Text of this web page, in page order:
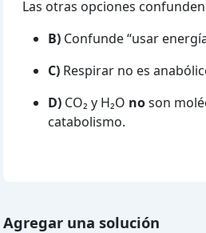
Las otras opciones
B) Confunde “usar
C) Respirar no es
D) CO₂ y H₂O noson
catabolismo.
Agregar una solución